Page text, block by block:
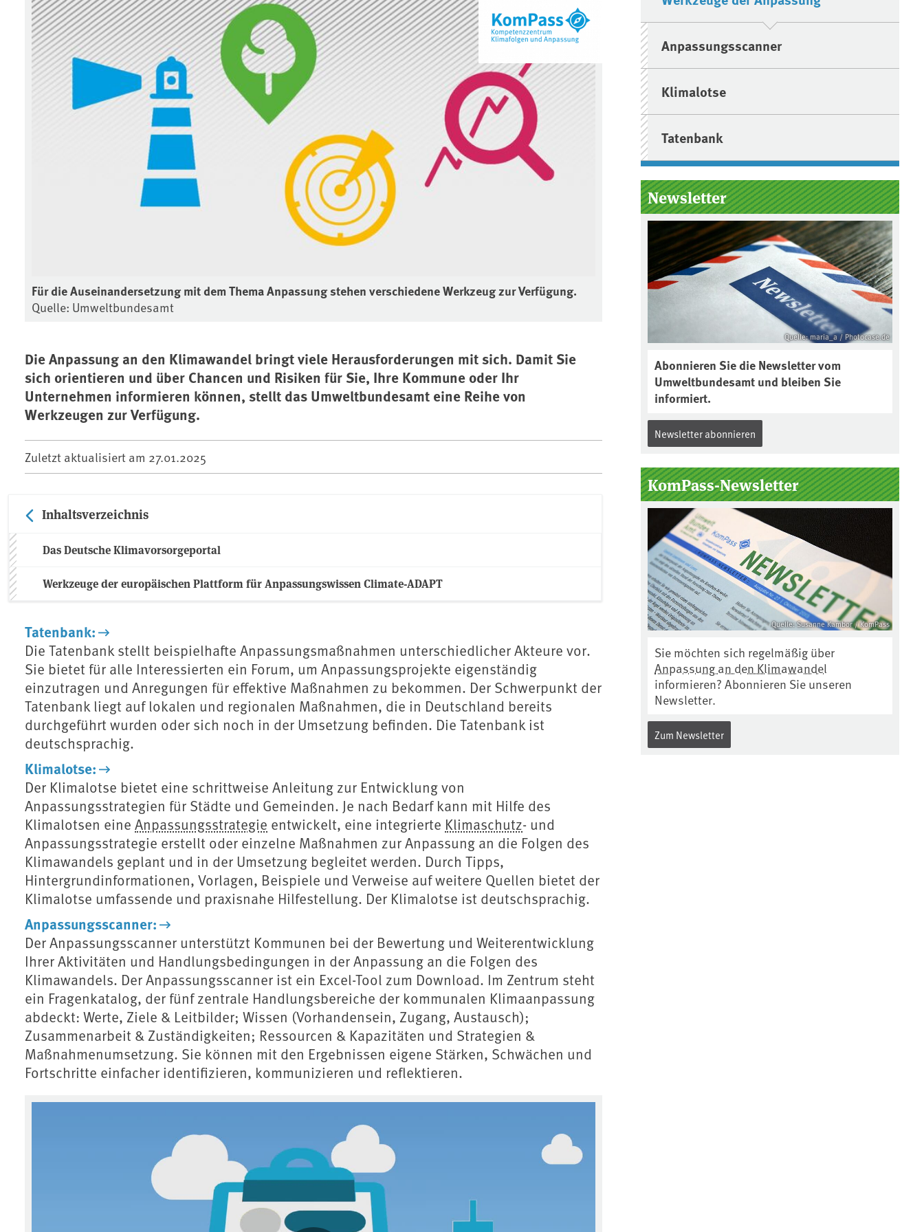
Für die Auseinandersetzung mit dem Thema Anpassung stehen verschiedene Werkzeug zur Verfügung.
Quelle: Umweltbundesamt
Die Anpassung an den Klimawandel bringt viele Herausforderungen mit sich. Damit Sie
sich orientieren und über Chancen und Risiken für Sie, Ihre Kommune oder Ihr
Unternehmen informieren können, stellt das Umweltbundesamt eine Reihe von
Werkzeugen zur Verfügung.
Zuletzt aktualisiert am 27.01.2025
Inhaltsverzeichnis
Das Deutsche Klimavorsorgeportal
Werkzeuge der europäischen Plattform für Anpassungswissen Climate-ADAPT
Tatenbank:
Die Tatenbank stellt beispielhafte Anpassungsmaßnahmen unterschiedlicher Akteure vor.
Sie bietet für alle Interessierten ein Forum, um Anpassungsprojekte eigenständig
einzutragen und Anregungen für effektive Maßnahmen zu bekommen. Der Schwerpunkt der
Tatenbank liegt auf lokalen und regionalen Maßnahmen, die in Deutschland bereits
durchgeführt wurden oder sich noch in der Umsetzung befinden. Die Tatenbank ist
deutschsprachig.
Klimalotse:
Der Klimalotse bietet eine schrittweise Anleitung zur Entwicklung von
Anpassungsstrategien für Städte und Gemeinden. Je nach Bedarf kann mit Hilfe des
Klimalotsen eine Anpassungsstrategie entwickelt, eine integrierte Klimaschutz- und
Anpassungsstrategie erstellt oder einzelne Maßnahmen zur Anpassung an die Folgen des
Klimawandels geplant und in der Umsetzung begleitet werden. Durch Tipps,
Hintergrundinformationen, Vorlagen, Beispiele und Verweise auf weitere Quellen bietet der
Klimalotse umfassende und praxisnahe Hilfestellung. Der Klimalotse ist deutschsprachig.
Anpassungsscanner:
Der Anpassungsscanner unterstützt Kommunen bei der Bewertung und Weiterentwicklung
Ihrer Aktivitäten und Handlungsbedingungen in der Anpassung an die Folgen des
Klimawandels. Der Anpassungsscanner ist ein Excel-Tool zum Download. Im Zentrum steht
ein Fragenkatalog, der fünf zentrale Handlungsbereiche der kommunalen Klimaanpassung
abdeckt: Werte, Ziele & Leitbilder; Wissen (Vorhandensein, Zugang, Austausch);
Zusammenarbeit & Zuständigkeiten; Ressourcen & Kapazitäten und Strategien &
Maßnahmenumsetzung. Sie können mit den Ergebnissen eigene Stärken, Schwächen und
Fortschritte einfacher identifizieren, kommunizieren und reflektieren.
Anpassungsscanner
Klimalotse
Tatenbank
Newsletter
Quelle: maria_a / Photocase.de
Abonnieren Sie die Newsletter vom
Umweltbundesamt und bleiben Sie
informiert.
Newsletter abonnieren
KomPass-Newsletter
Quelle: Susanne Kambor / KomPass
Sie möchten sich regelmäßig über
Anpassung an den Klimawandel
informieren? Abonnieren Sie unseren
Newsletter.
Zum Newsletter